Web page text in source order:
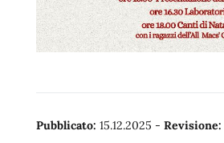
Pubblicato: 15.12.2025 - Revisione: